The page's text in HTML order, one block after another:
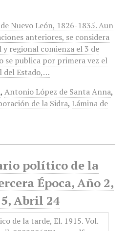
Nuevo León, 1826-1835. Aun
anteriores, se considera
regional comienza el 3 de
se publica por primera vez el
del Estado,…
, Antonio López de Santa Anna,
de la Sidra, Lámina de
político de la
Época, Año 2,
Abril 24